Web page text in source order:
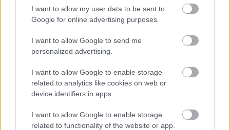
I want to allow my user data to be sent to
Google for online advertising purposes.
I want to allow Google to send me
personalized advertising.
I want to allow Google to enable storage
related to analytics like cookies on web or
device identifiers in apps.
I want to allow Google to enable storage
related to functionality of the website or app.